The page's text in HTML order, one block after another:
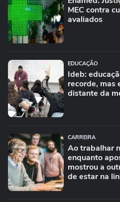
MEC contra
avaliados
EDUCAÇÃO
Ideb:
recorde, mas
distante da
CARREIRA
Ao trabalhar
enquanto
mostrou a
de estar na